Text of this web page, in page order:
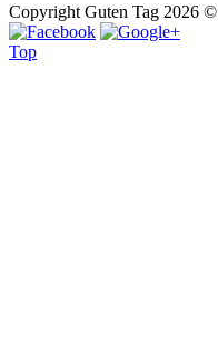
Copyright Guten Tag 2026 ©
Top